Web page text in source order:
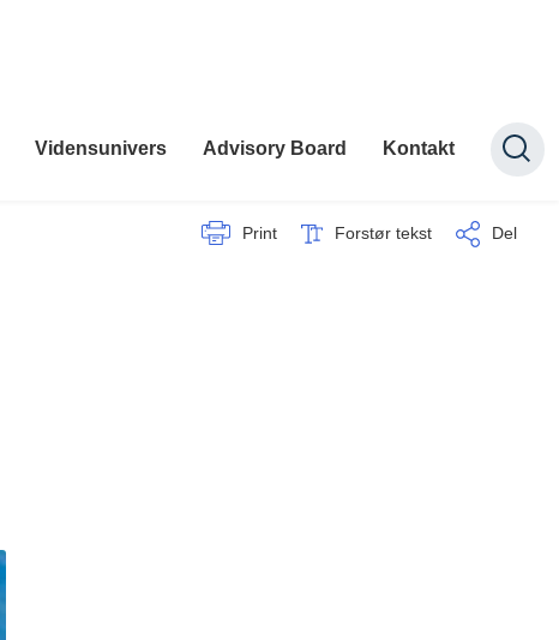
Vidensunivers Advisory Board Kontakt
Print Forstør tekst Del